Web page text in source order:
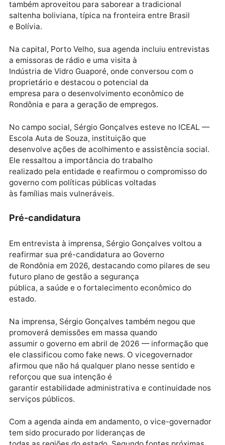
fortalecimento da saúde pública na região de
Ainda no município, na região da Pérola do Mamoré,
vice-governador visitou uma família de
produtores de queijo, conhecendo de perto a cadeia
produtiva local. Durante a visita, Sérgio
também aproveitou para saborear a tradicional
saltenha boliviana, típica na fronteira entre Brasil
e Bolívia.
Na capital, Porto Velho, sua agenda incluiu
a emissoras de rádio e uma visita à
Indústria de Vidro Guaporé, onde conversou com o
proprietário e destacou o potencial da
empresa para o desenvolvimento econômico de
Rondônia e para a geração de empregos.
No campo social, Sérgio Gonçalves esteve no
desenvolve ações de acolhimento e assistência
Ele ressaltou a importância do trabalho
realizado pela entidade e reafirmou o compromisso
governo com políticas públicas voltadas
às famílias mais vulneráveis.
Pré-candidatura
Em entrevista à imprensa, Sérgio Gonçalves voltou a
reafirmar sua pré-candidatura ao Governo
de Rondônia em 2026, destacando como pilares de
futuro plano de gestão a segurança
pública, a saúde e o fortalecimento econômico do
Na imprensa, Sérgio Gonçalves também negou que